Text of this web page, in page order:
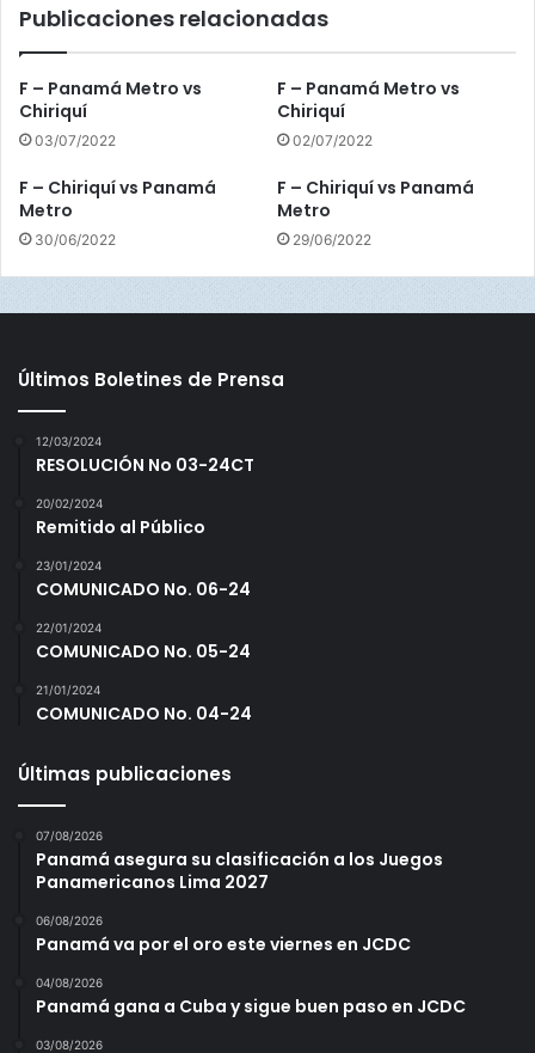
B
a
s
d
l
T
o
Publicaciones relacionadas
F – Panamá Metro vs
Chiriquí
03/07/2022
F – Panamá Metro vs
Chiriquí
02/07/2022
F – Chiriquí vs Panamá
Metro
30/06/2022
F – Chiriquí vs Panamá
Metro
29/06/2022
Últimos Boletines de Prensa
12/03/2024
RESOLUCIÓN No 03-24CT
20/02/2024
Remitido al Público
23/01/2024
COMUNICADO No. 06-24
22/01/2024
COMUNICADO No. 05-24
21/01/2024
COMUNICADO No. 04-24
Últimas publicaciones
07/08/2026
Panamá asegura su clasificación a los Juegos
Panamericanos Lima 2027
06/08/2026
Panamá va por el oro este viernes en JCDC
04/08/2026
Panamá gana a Cuba y sigue buen paso en JCDC
03/08/2026